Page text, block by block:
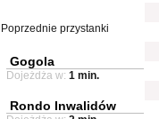
Poprzednie przystanki
Gogola
Dojeżdża w: 1 min.
Rondo Inwalidów